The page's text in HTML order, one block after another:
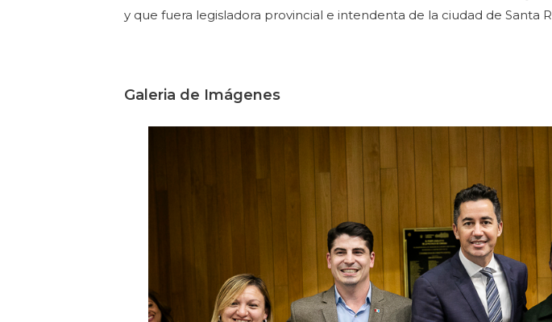
y que fuera legisladora provincial e intendenta de la ciudad de Santa
Galeria de Imágenes